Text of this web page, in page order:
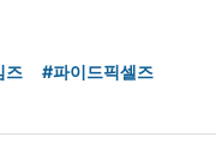
즈 #파이드픽셀즈